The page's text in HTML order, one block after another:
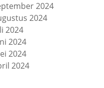
2024
2024
2024
2024
2024
2024